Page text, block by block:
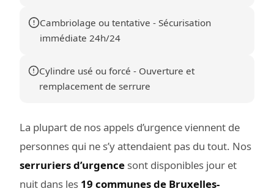
Cambriolage ou tentative - Sécurisation
immédiate 24h/24
Cylindre usé ou forcé - Ouverture et
remplacement de serrure
La plupart de nos appels d’urgence viennent de
personnes qui ne s’y attendaient pas du tout. Nos
serruriers d’urgence sont disponibles jour et
nuit dans les 19 communes de Bruxelles-